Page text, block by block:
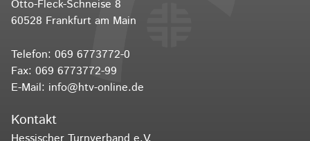
Otto-Fleck-Schneise 8
60528 Frankfurt am Main
Telefon: 069 6773772-0
Fax: 069 6773772-99
E-Mail: info@htv-online.de
Kontakt